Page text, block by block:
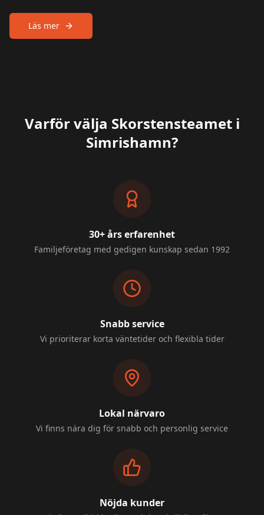
Läs mer
Varför välja Skorstensteamet i
Simrishamn?
30+ års erfarenhet
Familjeföretag med gedigen kunskap sedan 1992
Snabb service
Vi prioriterar korta väntetider och flexibla tider
Lokal närvaro
Vi finns nära dig för snabb och personlig service
Nöjda kunder